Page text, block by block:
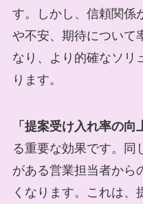
す。しかし、信頼関係
や不安、期待について
なり、より的確なソリ
ります。
「提案受け入れ率の向
る重要な効果です。同
がある営業担当者から
くなります。これは、